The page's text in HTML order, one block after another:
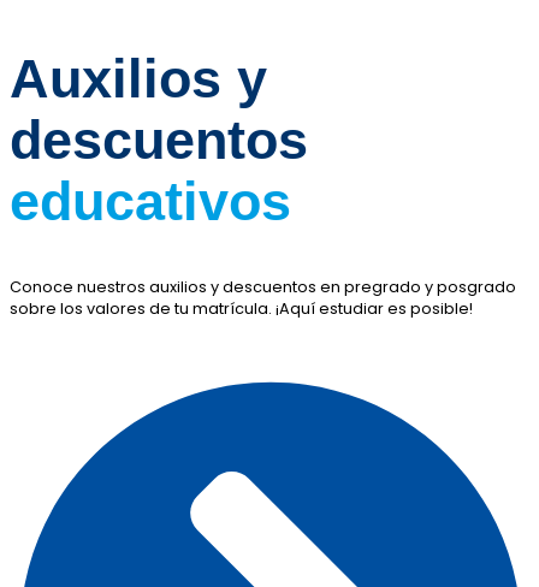
Auxilios y
descuentos
educativos
Conoce nuestros auxilios y descuentos en pregrado y posgrado
sobre los valores de tu matrícula. ¡Aquí estudiar es posible!